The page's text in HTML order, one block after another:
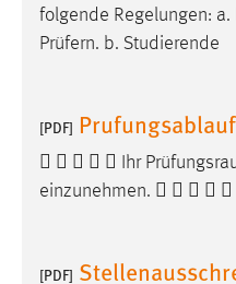
folgende Regelungen:
Prüfern. b. Studierende
[PDF] Prufungsablauf
     Ihr
einzunehmen.     
[PDF]
Zweck:
Wird
nutzen